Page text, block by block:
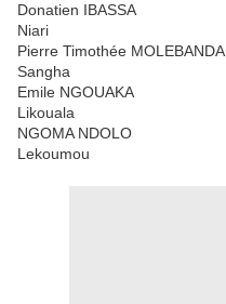
Donatien IBASSA
Niari
Pierre Timothée MOLEBANDA
Sangha
Emile NGOUAKA
Likouala
NGOMA NDOLO
Lekoumou